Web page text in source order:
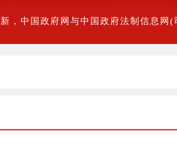
，中国政府网与中国政府法制信息网